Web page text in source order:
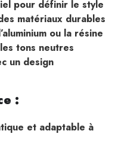
pour définir le style
matériaux durables
ou la résine
tons neutres
un design
:
et adaptable à